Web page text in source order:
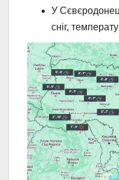
У
сніг,